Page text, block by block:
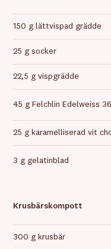
150 g lättvispad grädde
25 g socker
22,5 g vispgrädde
45 g Felchlin Edelweiss
25 g karamelliserad vit
3 g gelatinblad
Krusbärskompott
300 g krusbär